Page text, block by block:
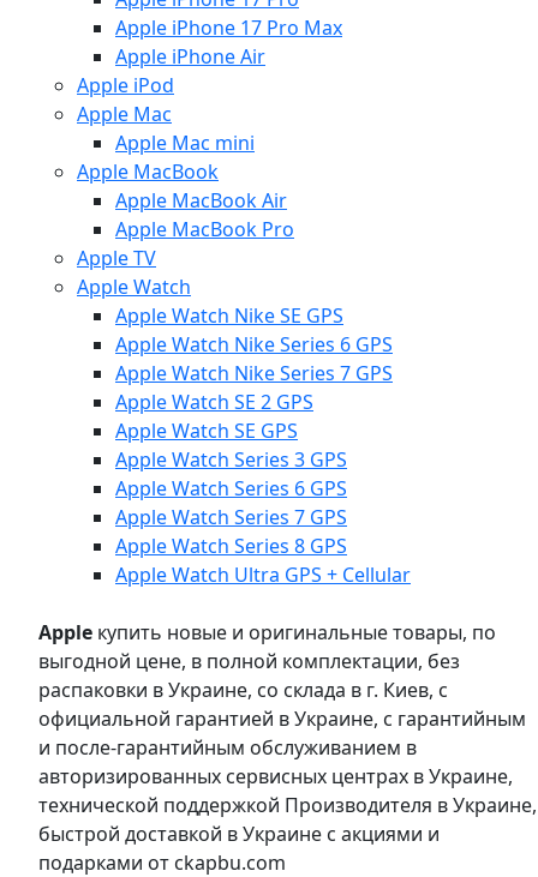
Apple iPhone 17 Pro Max
Apple iPhone Air
Apple iPod
Apple Mac
Apple Mac mini
Apple MacBook
Apple MacBook Air
Apple MacBook Pro
Apple TV
Apple Watch
Apple Watch Nike SE GPS
Apple Watch Nike Series 6 GPS
Apple Watch Nike Series 7 GPS
Apple Watch SE 2 GPS
Apple Watch SE GPS
Apple Watch Series 3 GPS
Apple Watch Series 6 GPS
Apple Watch Series 7 GPS
Apple Watch Series 8 GPS
Apple Watch Ultra GPS + Cellular
Apple купить новые и оригинальные товары, по
выгодной цене, в полной комплектации, без
распаковки в Украине, со склада в г. Киев, с
официальной гарантией в Украине, с гарантийным
и после-гарантийным обслуживанием в
авторизированных сервисных центрах в Украине,
технической поддержкой Производителя в Украине,
быстрой доставкой в Украине с акциями и
подарками от ckapbu.com